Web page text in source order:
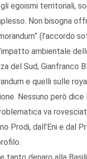
egoismi territoriali,
Non bisogna
(l’accordo
ambientale
del Sud, Gianfranco
e quelli sulle
Nessuno però
va
Prodi, dall’Eni e dal
tanto denaro alla